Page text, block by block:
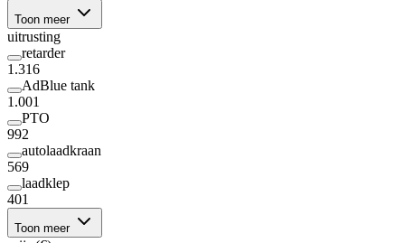
Toon meer
uitrusting
retarder
1.316
AdBlue tank
1.001
PTO
992
autolaadkraan
569
laadklep
401
Toon meer